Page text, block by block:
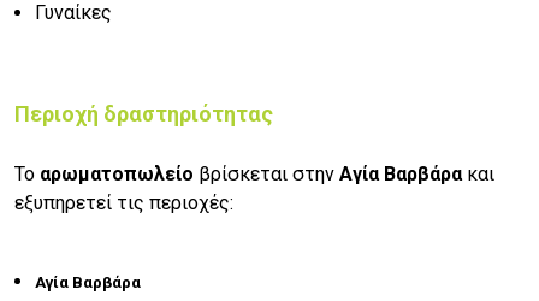
Γυναίκες
Περιοχή δραστηριότητας
Το αρωματοπωλείο βρίσκεται στην Αγία Βαρβάρακαι
εξυπηρετεί τις περιοχές:
Αγία Βαρβάρα